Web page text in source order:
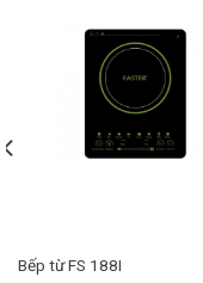
Bếp từ FS 188I